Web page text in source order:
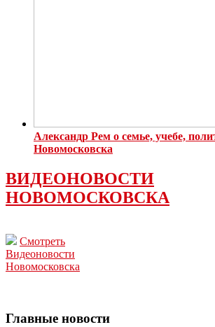
Александр Рем о семье, учебе,
Новомосковска
ВИДЕОНОВОСТИ
НОВОМОСКОВСКА
Смотреть
Видеоновости
Новомосковска
Главные новости